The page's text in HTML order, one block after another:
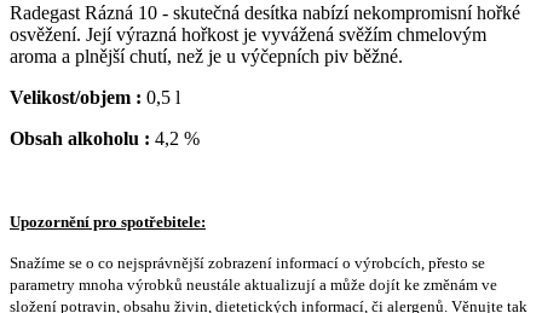
Radegast Rázná 10 - skutečná desítka nabízí nekompromisní hořké
osvěžení. Její výrazná hořkost je vyvážená svěžím chmelovým
aroma a plnější chutí, než je u výčepních piv běžné.
Velikost/objem : 0,5 l
Obsah alkoholu : 4,2 %
Upozornění pro spotřebitele:
Snažíme se o co nejsprávnější zobrazení informací o výrobcích, přesto se
parametry mnoha výrobků neustále aktualizují a může dojít ke změnám ve
složení potravin, obsahu živin, dietetických informací, či alergenů. Věnujte tak